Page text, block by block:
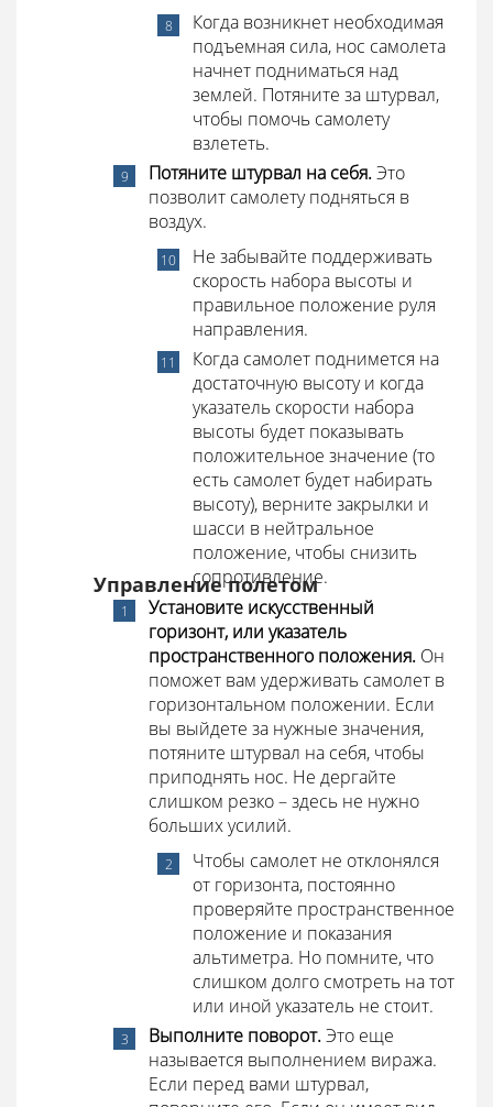
Когда возникнет необходимая
подъемная сила, нос самолета
начнет подниматься над
землей. Потяните за штурвал,
чтобы помочь самолету
взлететь.
Потяните штурвал на себя.Это
позволит самолету подняться в
воздух.
Не забывайте поддерживать
скорость набора высоты и
правильное положение руля
направления.
Когда самолет поднимется на
достаточную высоту и когда
указатель скорости набора
высоты будет показывать
положительное значение (то
есть самолет будет набирать
высоту), верните закрылки и
шасси в нейтральное
положение, чтобы снизить
сопротивление.
Управление полетом
Установите искусственный
горизонт, или указатель
пространственного положения. Он
поможет вам удерживать самолет в
горизонтальном положении. Если
вы выйдете за нужные значения,
потяните штурвал на себя, чтобы
приподнять нос. Не дергайте
слишком резко – здесь не нужно
больших усилий.
Чтобы самолет не отклонялся
от горизонта, постоянно
проверяйте пространственное
положение и показания
альтиметра. Но помните, что
слишком долго смотреть на тот
или иной указатель не стоит.
Выполните поворот.Это еще
называется выполнением виража.
Если перед вами штурвал,